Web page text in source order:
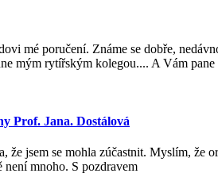
mé poručení. Známe se dobře,
mým rytířským kolegou.... A Vám
Prof. Jana. Dostálová
že jsem se mohla zúčastnit. Myslím,
není mnoho. S pozdravem